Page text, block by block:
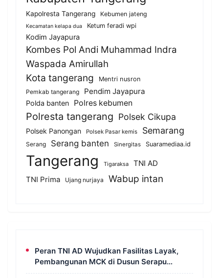
Kapolresta Tangerang Kebumen jateng
Kecamatan kelapa dua Ketum feradi wpi
Kodim Jayapura
Kombes Pol Andi Muhammad Indra
Waspada Amirullah
Kota tangerang
Mentri nusron
Pemkab tangerang
Pendim Jayapura
Polda banten Polres kebumen
Polresta tangerang Polsek Cikupa
Polsek Panongan Polsek Pasar kemis Semarang
Serang Serang banten Sinergitas Suaramediaa.id
Tangerang Tigaraksa
TNI AD
TNI Prima
Ujang nurjaya Wabup intan
Peran TNI AD Wujudkan Fasilitas Layak,
Pembangunan MCK di Dusun Serapu
Rampung Dikerjakan